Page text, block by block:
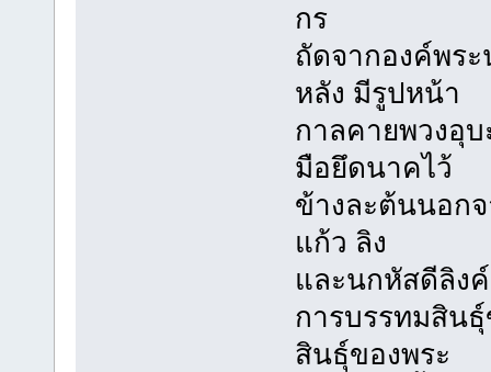
กร
ถัดจากองค์พร
หลัง มีรูปหน้า
กาลคายพวงอุ
มือยึดนาคไว้
ข้างละต้นนอก
แก้ว ลิง
และนกหัสดีลิง
การบรรทมสิน
สินธุ์ของพระ